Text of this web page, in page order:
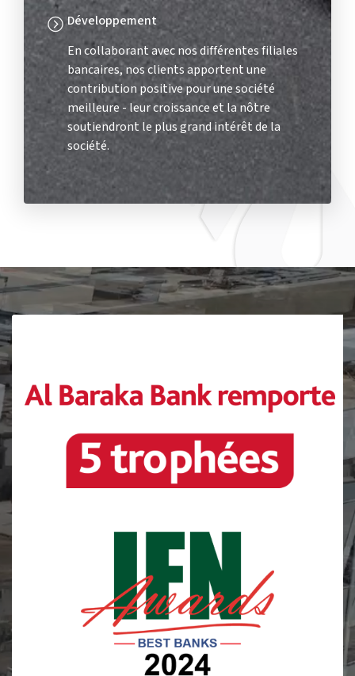
Développement
En collaborant avec nos différentes filiales
bancaires, nos clients apportent une
contribution positive pour une société
meilleure - leur croissance et la nôtre
soutiendront le plus grand intérêt de la
société.